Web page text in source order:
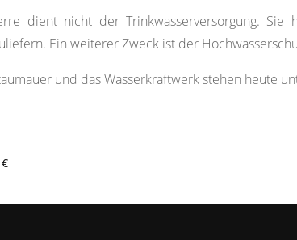
dient nicht der Trinkwasserversorgung.
Ein weiterer Zweck ist der
und das Wasserkraftwerk stehen heute